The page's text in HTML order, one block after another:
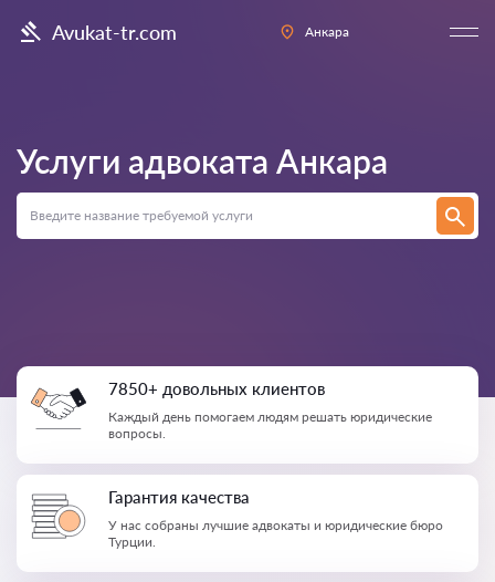
Avukat-tr.com Анкара
Услуги адвоката Анкара
7850+ довольных клиентов
Каждый день помогаем людям решать юридические
вопросы.
Гарантия качества
У нас собраны лучшие адвокаты и юридические бюро
Турции.